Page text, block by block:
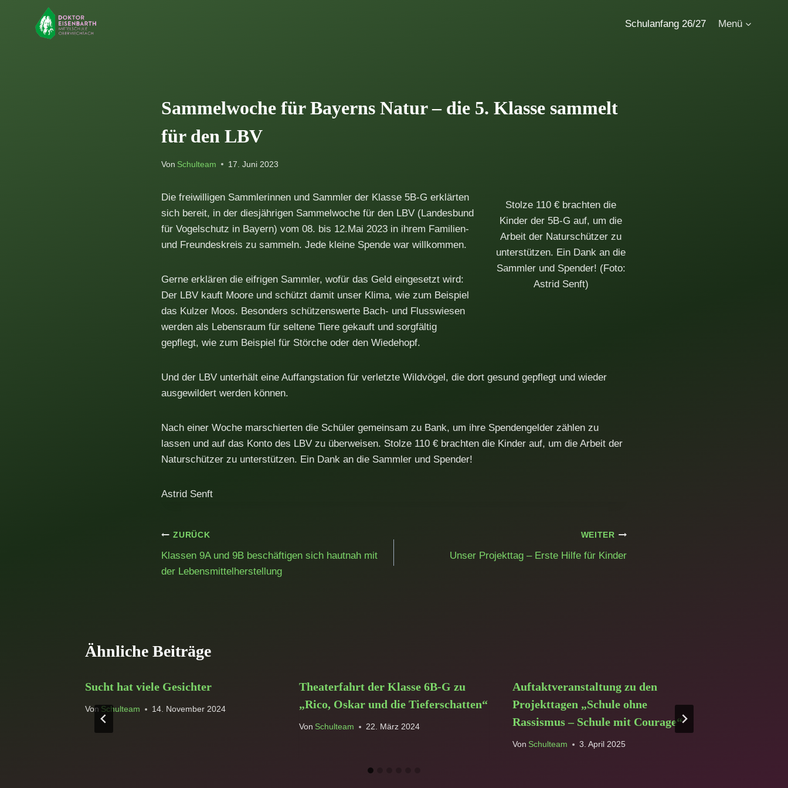
Schulanfang 26/27 Menü
Sammelwoche für Bayerns Natur – die 5. Klasse sammelt
für den LBV
Von Schulteam 17. Juni 2023
Stolze 110 € brachten die
Kinder der 5B-G auf, um die
Arbeit der Naturschützer zu
unterstützen. Ein Dank an die
Sammler und Spender! (Foto:
Astrid Senft)
Die freiwilligen Sammlerinnen und Sammler der Klasse 5B-G erklärten
sich bereit, in der diesjährigen Sammelwoche für den LBV (Landesbund
für Vogelschutz in Bayern) vom 08. bis 12.Mai 2023 in ihrem Familien-
und Freundeskreis zu sammeln. Jede kleine Spende war willkommen.
Gerne erklären die eifrigen Sammler, wofür das Geld eingesetzt wird:
Der LBV kauft Moore und schützt damit unser Klima, wie zum Beispiel
das Kulzer Moos. Besonders schützenswerte Bach- und Flusswiesen
werden als Lebensraum für seltene Tiere gekauft und sorgfältig
gepflegt, wie zum Beispiel für Störche oder den Wiedehopf.
Und der LBV unterhält eine Auffangstation für verletzte Wildvögel, die dort gesund gepflegt und wieder
ausgewildert werden können.
Nach einer Woche marschierten die Schüler gemeinsam zu Bank, um ihre Spendengelder zählen zu
lassen und auf das Konto des LBV zu überweisen. Stolze 110 € brachten die Kinder auf, um die Arbeit der
Naturschützer zu unterstützen. Ein Dank an die Sammler und Spender!
Astrid Senft
Beitragsnavigation
ZURÜCK
Klassen 9A und 9B beschäftigen sich hautnah mit
der Lebensmittelherstellung
WEITER
Unser Projekttag – Erste Hilfe für Kinder
Ähnliche Beiträge
Sucht hat viele Gesichter
Von Schulteam 14. November 2024
Theaterfahrt der Klasse 6B-G zu
„Rico, Oskar und die Tieferschatten“
Von Schulteam 22. März 2024
Auftaktveranstaltung zu den
Projekttagen „Schule ohne
Rassismus – Schule mit Courage“
Von Schulteam 3. April 2025